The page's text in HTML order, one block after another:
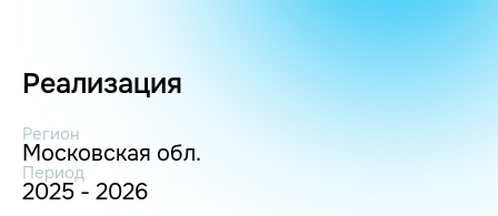
Реализация
Регион
Московская обл.
Период
2025 - 2026